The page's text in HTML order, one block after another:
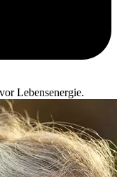
Lebensenergie.